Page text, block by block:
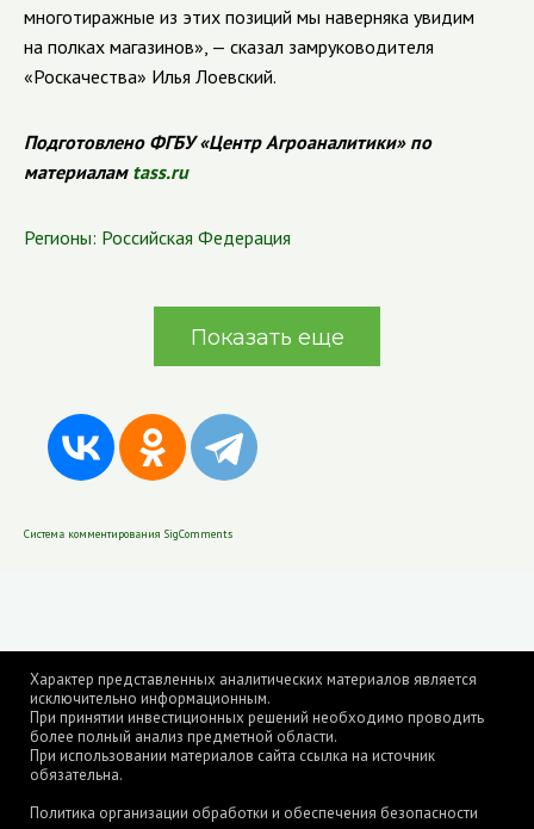
многотиражные из этих позиций мы наверняка увидим
на полках магазинов», — сказал замруководителя
«Роскачества» Илья Лоевский.
Подготовлено ФГБУ «Центр Агроаналитики» по
материалам tass.ru
Регионы: Российская Федерация
Показать еще
Система комментирования SigComments
Характер представленных аналитических материалов является
исключительно информационным.
При принятии инвестиционных решений необходимо проводить
более полный анализ предметной области.
При использовании материалов сайта ссылка на источник
обязательна.
Политика организации обработки и обеспечения безопасности